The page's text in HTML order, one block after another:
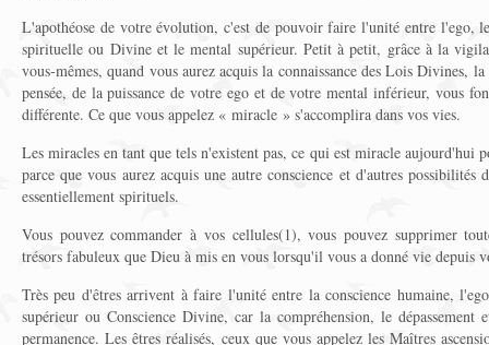
L'apothéose de votre évolution, c'est de pouvoir faire l'unité entre l'ego,
spirituelle ou Divine et le mental supérieur. Petit à petit, grâce à la
vous-mêmes, quand vous aurez acquis la connaissance des Lois Divines, la
pensée, de la puissance de votre ego et de votre mental inférieur, vous
différente. Ce que vous appelez « miracle » s'accomplira dans vos vies.
Les miracles en tant que tels n'existent pas, ce qui est miracle aujourd'hui
parce que vous aurez acquis une autre conscience et d'autres possibilités
essentiellement spirituels.
Vous pouvez commander à vos cellules(1), vous pouvez supprimer
trésors fabuleux que Dieu à mis en vous lorsqu'il vous a donné vie depuis
Très peu d'êtres arrivent à faire l'unité entre la conscience humaine,
supérieur ou Conscience Divine, car la compréhension, le
permanence. Les êtres réalisés, ceux que vous appelez les Maîtres